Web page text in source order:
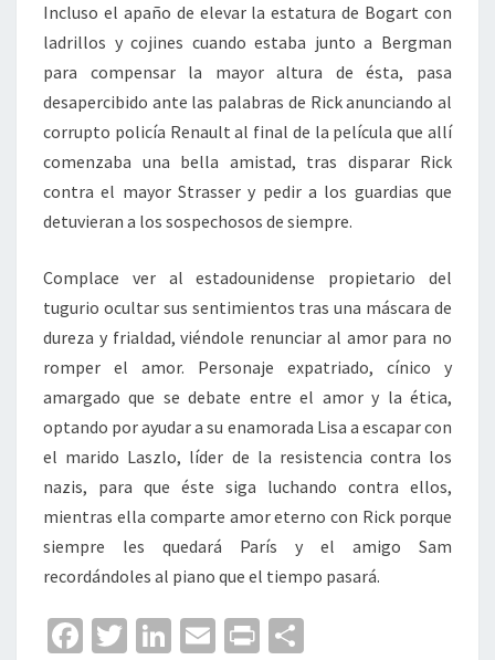
Incluso el apaño de elevar la estatura de Bogart con
ladrillos y cojines cuando estaba junto a Bergman
para compensar la mayor altura de ésta, pasa
desapercibido ante las palabras de Rick anunciando al
corrupto policía Renault al final de la película que allí
comenzaba una bella amistad, tras disparar Rick
contra el mayor Strasser y pedir a los guardias que
detuvieran a los sospechosos de siempre.
Complace ver al estadounidense propietario del
tugurio ocultar sus sentimientos tras una máscara de
dureza y frialdad, viéndole renunciar al amor para no
romper el amor. Personaje expatriado, cínico y
amargado que se debate entre el amor y la ética,
optando por ayudar a su enamorada Lisa a escapar con
el marido Laszlo, líder de la resistencia contra los
nazis, para que éste siga luchando contra ellos,
mientras ella comparte amor eterno con Rick porque
siempre les quedará París y el amigo Sam
recordándoles al piano que el tiempo pasará.
Fa T
Li
E
Pr